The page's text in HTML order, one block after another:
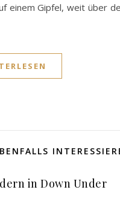
Gipfel, weit über
in Down Under